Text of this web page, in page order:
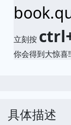
立刻按
你会得到大惊喜!!
具体描述